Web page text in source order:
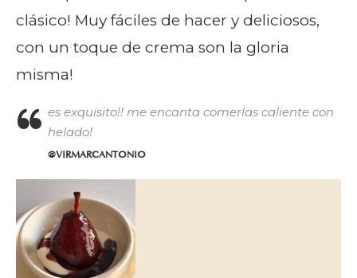
clásico! Muy fáciles de hacer y deliciosos,
con un toque de crema son la gloria
misma!
es exquisito!! me encanta comerlas caliente con
helado!
@VIRMARCANTONIO